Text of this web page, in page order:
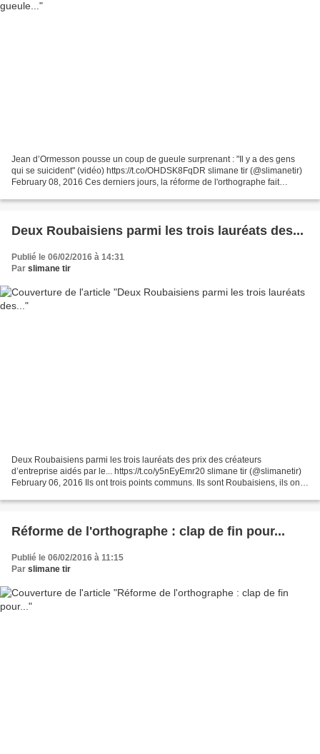
Jean d’Ormesson pousse un coup de gueule surprenant : "Il y a des gens
qui se suicident" (vidéo) https://t.co/OHDSK8FqDR slimane tir (@slimanetir)
February 08, 2016 Ces derniers jours, la réforme de l'orthographe fait
Deux Roubaisiens parmi les trois lauréats des...
Publié le 06/02/2016 à 14:31
Par slimane tir
Deux Roubaisiens parmi les trois lauréats des prix des créateurs
d’entreprise aidés par le... https://t.co/y5nEyEmr20 slimane tir (@slimanetir)
February 06, 2016 Ils ont trois points communs. Ils sont Roubaisiens, ils ont
Réforme de l'orthographe : clap de fin pour...
Publié le 06/02/2016 à 11:15
Par slimane tir